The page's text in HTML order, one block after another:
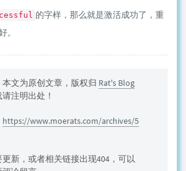
的字样，那么就是激活成功了，重
。
本文为原创文章，版权归 Rat's Blog
注明出处！
https://www.moerats.com/archives/5
新，或者相关链接出现404，可以